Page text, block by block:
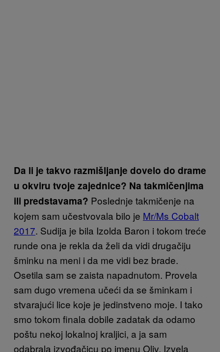
Da li je takvo razmišljanje dovelo do drame
u okviru tvoje zajednice? Na takmičenjima
ili predstavama? Poslednje takmičenje na
kojem sam učestvovala bilo je Mr/Ms Cobalt
2017. Sudija je bila Izolda Baron i tokom treće
runde ona je rekla da želi da vidi drugačiju
šminku na meni i da me vidi bez brade.
Osetila sam se zaista napadnutom. Provela
sam dugo vremena učeći da se šminkam i
stvarajući lice koje je jedinstveno moje. I tako
smo tokom finala dobile zadatak da odamo
poštu nekoj lokalnoj kraljici, a ja sam
odabrala izvođačicu po imenu Oliv. Izvela